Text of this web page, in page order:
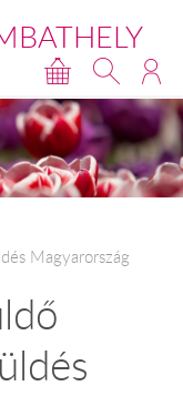
Magyarország